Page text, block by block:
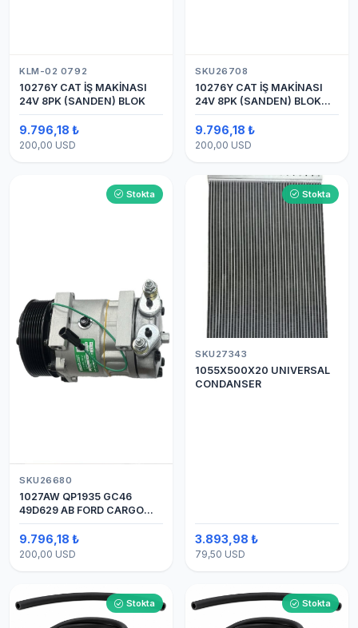
KLM-02 0792
10276Y CAT İŞ MAKİNASI
24V 8PK (SANDEN) BLOK
9.796,18 ₺
200,00 USD
SKU26708
10276Y CAT İŞ MAKİNASI
24V 8PK (SANDEN) BLOK
SAPLAMALI KLİMA
KOMPRESÖRÜ 7H15
9.796,18 ₺
200,00 USD
Stokta
SKU26680
1027AW QP1935 GC46
49D629 AB FORD CARGO
24V 8PK ÜSTTEN ÇIKIŞ
4142 (SANDEN) KLİMA
KOMPRESÖRÜ 7H15
9.796,18 ₺
200,00 USD
Stokta
SKU27343
1055X500X20 UNIVERSAL
CONDANSER
3.893,98 ₺
79,50 USD
Stokta Stokta